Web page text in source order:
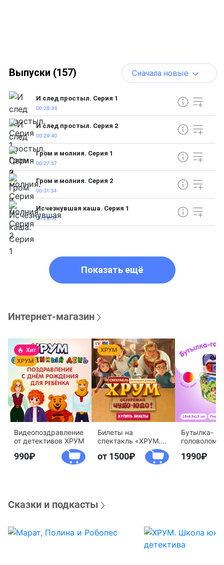
Выпуски (157) Сначала новые
И след простыл. Серия 1
00:28:34
И след простыл. Серия 2
00:29:40
Гром и молния. Серия 1
00:27:57
Гром и молния. Серия 2
00:31:34
Исчезнувшая каша. Серия 1
00:28:32
Показать ещё
Интернет-магазин
Видеопоздравление
от детективов ХРУМ
990
Билеты на
спектакль «ХРУМ.
Осторожно, Чудо-
Юдо!»
от 1500
Бутылка-
агентство
1990
Сказки и подкасты